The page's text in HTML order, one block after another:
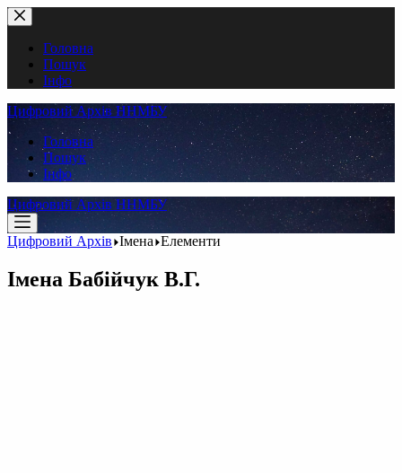
Перейти
до
вмістуГоловна
Пошук
Інфо
Цифровий Архів ННМБУ
Головна
Пошук
Інфо
Цифровий Архів ННМБУ
Цифровий Архів Імена Елементи
Імена Бабійчук В.Г.